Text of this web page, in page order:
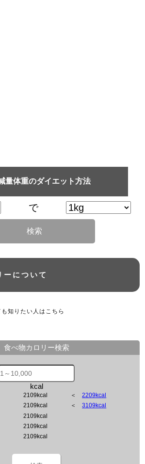
量体重のダイエット方法
で
検索
ーについて
知りたい人はこちら
食べ物カロリー検索
kcal
2109kcal ＜2209kcal
2109kcal ＜3109kcal
2109kcal
2109kcal
2109kcal